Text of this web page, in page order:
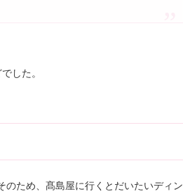
した。
のため、髙島屋に行くとだいたいディン